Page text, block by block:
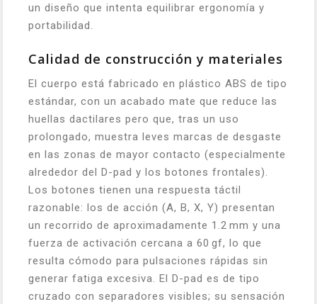
un diseño que intenta equilibrar ergonomía y
portabilidad.
Calidad de construcción y materiales
El cuerpo está fabricado en plástico ABS de tipo
estándar, con un acabado mate que reduce las
huellas dactilares pero que, tras un uso
prolongado, muestra leves marcas de desgaste
en las zonas de mayor contacto (especialmente
alrededor del D-pad y los botones frontales).
Los botones tienen una respuesta táctil
razonable: los de acción (A, B, X, Y) presentan
un recorrido de aproximadamente 1.2 mm y una
fuerza de activación cercana a 60 gf, lo que
resulta cómodo para pulsaciones rápidas sin
generar fatiga excesiva. El D-pad es de tipo
cruzado con separadores visibles; su sensación